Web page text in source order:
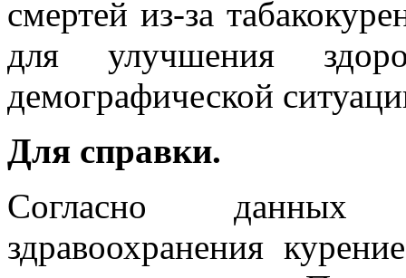
смертей из-за
для улучшения
демографической
Для справки.
Согласно данных
здравоохранения